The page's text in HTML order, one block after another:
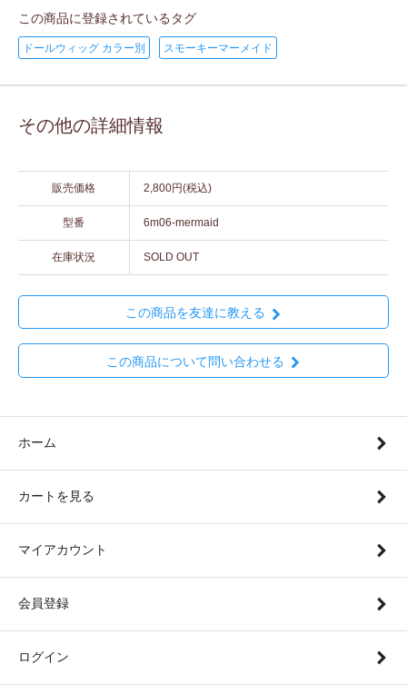
この商品に登録されているタグ
ドールウィッグ カラー別 スモーキーマーメイド
その他の詳細情報
販売価格 2,800円(税込)
型番 6m06-mermaid
在庫状況 SOLD OUT
この商品を友達に教える
この商品について問い合わせる
ホーム
カートを見る
マイアカウント
会員登録
ログイン